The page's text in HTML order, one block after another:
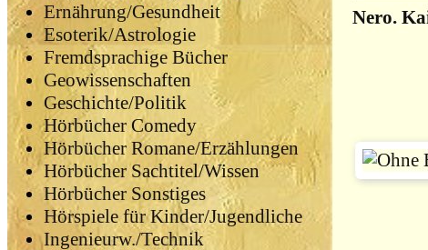
Ernährung/Gesundheit
Esoterik/Astrologie
Fremdsprachige Bücher
Geowissenschaften
Geschichte/Politik
Hörbücher Comedy
Hörbücher Romane/Erzählungen
Hörbücher Sachtitel/Wissen
Hörbücher Sonstiges
Hörspiele für Kinder/Jugendliche
Ingenieurw./Technik
Nero.